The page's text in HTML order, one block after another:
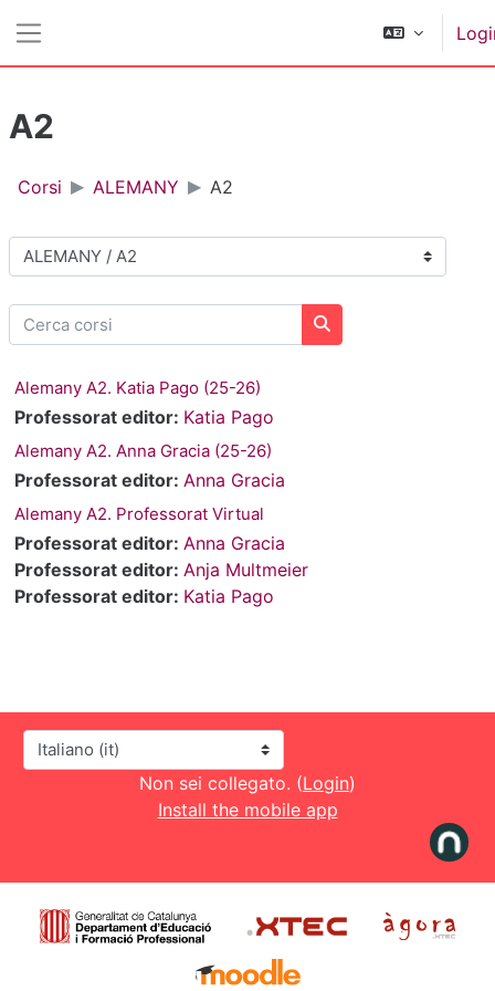
A2
Corsi ALEMANY A2
Categorie di corso
Cerca corsi
Cerca corsi
Alemany A2. Katia Pago (25-26)
Professorat editor: Katia Pago
Alemany A2. Anna Gracia (25-26)
Professorat editor: Anna Gracia
Alemany A2. Professorat Virtual
Professorat editor: Anna Gracia
Professorat editor: Anja Multmeier
Professorat editor: Katia Pago
Lingua
Non sei collegato. (Login)
Install the mobile app